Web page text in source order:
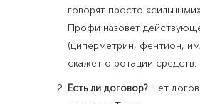
говорят просто
Профи назовет
(циперметрин, фентион,
скажет о ротации средств.
Есть ли договор?Нет